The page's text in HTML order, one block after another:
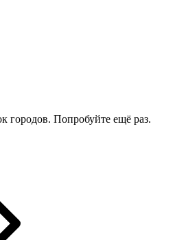
городов. Попробуйте ещё раз.